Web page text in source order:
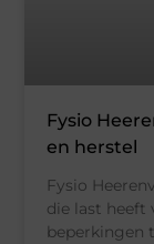
Fysio
en herstel
Fysio
die last heeft
beperkingen